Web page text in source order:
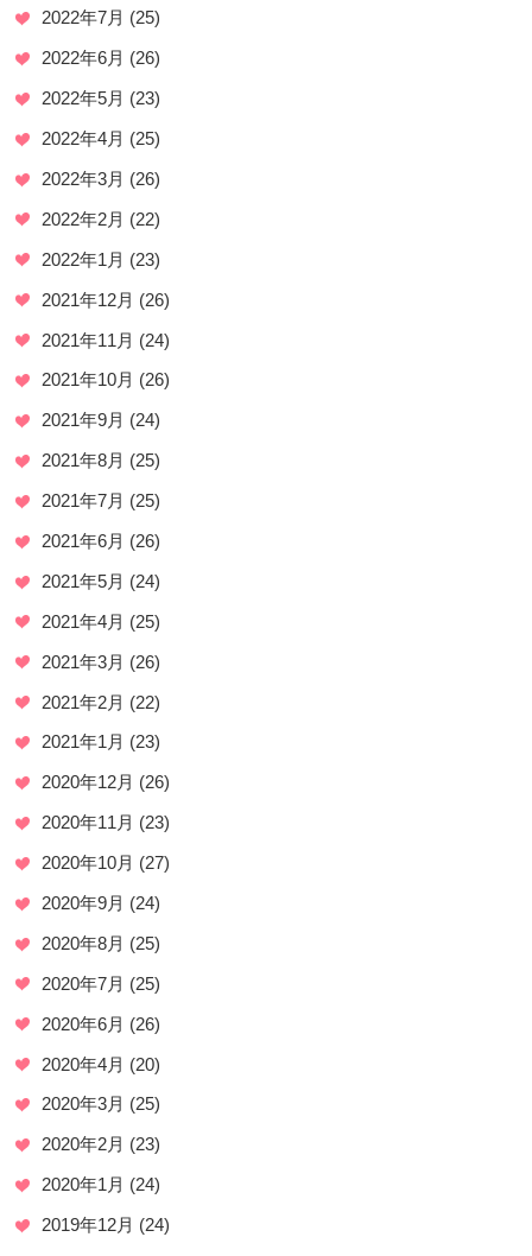
2022年7月 (25)
2022年6月 (26)
2022年5月 (23)
2022年4月 (25)
2022年3月 (26)
2022年2月 (22)
2022年1月 (23)
2021年12月 (26)
2021年11月 (24)
2021年10月 (26)
2021年9月 (24)
2021年8月 (25)
2021年7月 (25)
2021年6月 (26)
2021年5月 (24)
2021年4月 (25)
2021年3月 (26)
2021年2月 (22)
2021年1月 (23)
2020年12月 (26)
2020年11月 (23)
2020年10月 (27)
2020年9月 (24)
2020年8月 (25)
2020年7月 (25)
2020年6月 (26)
2020年4月 (20)
2020年3月 (25)
2020年2月 (23)
2020年1月 (24)
2019年12月 (24)